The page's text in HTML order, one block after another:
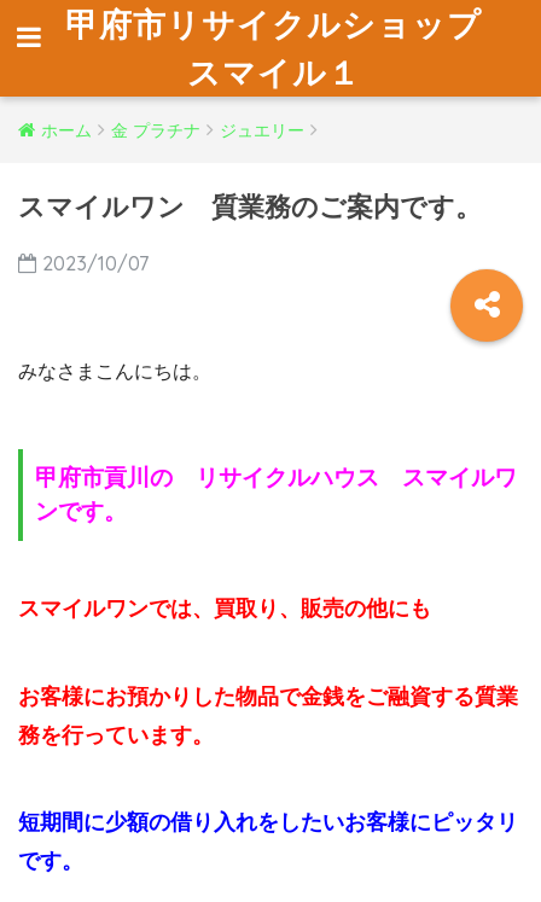
甲府市リサイクルショップ
スマイル１
ホーム 金 プラチナ ジュエリー
スマイルワン 質業務のご案内です。
2023/10/07
みなさまこんにちは。
甲府市貢川の リサイクルハウス スマイルワ
ンです。
スマイルワンでは、買取り、販売の他にも
お客様にお預かりした物品で金銭をご融資する質業
務を行っています。
短期間に少額の借り入れをしたいお客様にピッタリ
です。